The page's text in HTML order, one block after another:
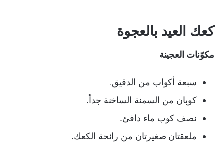
كعك العيد بالعجوة
مكوّنات العجينة
سبعة أكواب من الدقيق.
كوبان من السمنة الساخنة جداً.
نصف كوب ماء دافئ.
ملعقتان صغيرتان من رائحة الكعك.